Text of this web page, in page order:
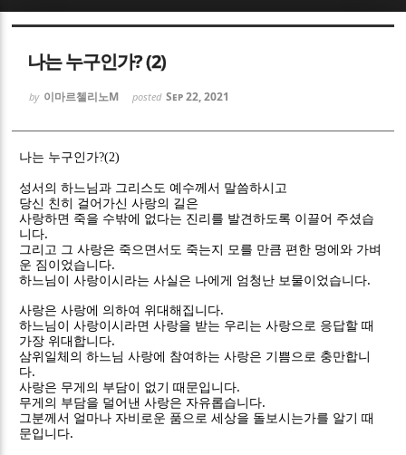
나는 누구인가? (2)
by 이마르첼리노M posted Sep 22, 2021
나는 누구인가?(2)
성서의 하느님과 그리스도 예수께서 말씀하시고
당신 친히 걸어가신 사랑의 길은
사랑하면 죽을 수밖에 없다는 진리를 발견하도록 이끌어 주셨습
니다.
그리고 그 사랑은 죽으면서도 죽는지 모를 만큼 편한 멍에와 가벼
운 짐이었습니다.
하느님이 사랑이시라는 사실은 나에게 엄청난 보물이었습니다.
사랑은 사랑에 의하여 위대해집니다.
하느님이 사랑이시라면 사랑을 받는 우리는 사랑으로 응답할 때
가장 위대합니다.
삼위일체의 하느님 사랑에 참여하는 사랑은 기쁨으로 충만합니
다.
사랑은 무게의 부담이 없기 때문입니다.
무게의 부담을 덜어낸 사랑은 자유롭습니다.
그분께서 얼마나 자비로운 품으로 세상을 돌보시는가를 알기 때
문입니다.
Sketchbook5, 스케치북5
Sketchbook5, 스케치북5
Sketchbook5, 스케치북5
Sketchbook5, 스케치북5